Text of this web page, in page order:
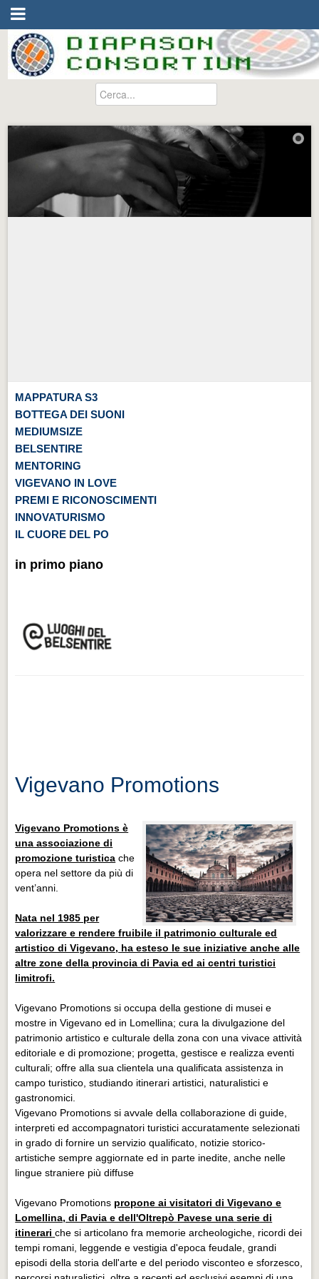
MAPPATURA S3
BOTTEGA DEI SUONI
MEDIUMSIZE
BELSENTIRE
MENTORING
VIGEVANO IN LOVE
PREMI E RICONOSCIMENTI
INNOVATURISMO
IL CUORE DEL PO
in primo piano
Vigevano Promotions
Vigevano Promotions è
una associazione di
promozione turistica che
opera nel settore da più di
vent’anni.
Nata nel 1985 per
valorizzare e rendere fruibile il patrimonio culturale ed
artistico di Vigevano, ha esteso le sue iniziative anche alle
altre zone della provincia di Pavia ed ai centri turistici
limitrofi.
Vigevano Promotions si occupa della gestione di musei e
mostre in Vigevano ed in Lomellina; cura la divulgazione del
patrimonio artistico e culturale della zona con una vivace attività
editoriale e di promozione; progetta, gestisce e realizza eventi
culturali; offre alla sua clientela una qualificata assistenza in
campo turistico, studiando itinerari artistici, naturalistici e
gastronomici.
Vigevano Promotions si avvale della collaborazione di guide,
interpreti ed accompagnatori turistici accuratamente selezionati
in grado di fornire un servizio qualificato, notizie storico-
artistiche sempre aggiornate ed in parte inedite, anche nelle
lingue straniere più diffuse
Vigevano Promotions propone ai visitatori di Vigevano e
Lomellina, di Pavia e dell'Oltrepò Pavese una serie di
itinerari che si articolano fra memorie archeologiche, ricordi dei
tempi romani, leggende e vestigia d'epoca feudale, grandi
episodi della storia dell'arte e del periodo visconteo e sforzesco,